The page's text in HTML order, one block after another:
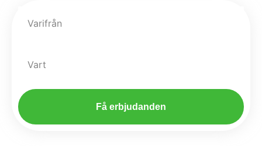
Varifrån
Vart
Få erbjudanden